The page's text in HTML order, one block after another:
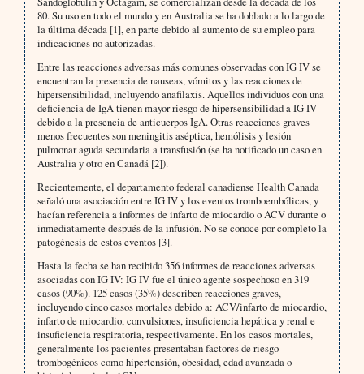
80. Su uso en todo el mundo y en Australia se ha doblado a lo largo de
la última década [1], en parte debido al aumento de su empleo para
indicaciones no autorizadas.
Entre las reacciones adversas más comunes observadas con IG IV se
encuentran la presencia de nauseas, vómitos y las reacciones de
hipersensibilidad, incluyendo anafilaxis. Aquellos individuos con una
deficiencia de IgA tienen mayor riesgo de hipersensibilidad a IG IV
debido a la presencia de anticuerpos IgA. Otras reacciones graves
menos frecuentes son meningitis aséptica, hemólisis y lesión
pulmonar aguda secundaria a transfusión (se ha notificado un caso en
Australia y otro en Canadá [2]).
Recientemente, el departamento federal canadiense Health Canada
señaló una asociación entre IG IV y los eventos tromboembólicas, y
hacían referencia a informes de infarto de miocardio o ACV durante o
inmediatamente después de la infusión. No se conoce por completo la
patogénesis de estos eventos [3].
Hasta la fecha se han recibido 356 informes de reacciones adversas
asociadas con IG IV: IG IV fue el único agente sospechoso en 319
casos (90%). 125 casos (35%) describen reacciones graves,
incluyendo cinco casos mortales debido a: ACV/infarto de miocardio,
infarto de miocardio, convulsiones, insuficiencia hepática y renal e
insuficiencia respiratoria, respectivamente. En los casos mortales,
generalmente los pacientes presentaban factores de riesgo
trombogénicos como hipertensión, obesidad, edad avanzada o